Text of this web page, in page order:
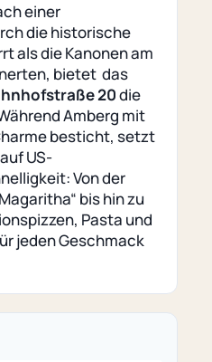
einer
die historische
als die Kanonen am
bietet das
20die
Amberg mit
besticht, setzt
US-
Von der
bis hin zu
Pasta und
jeden Geschmack